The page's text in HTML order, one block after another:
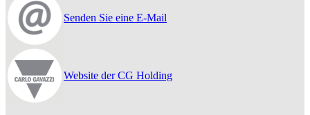
Senden Sie eine E-Mail
Website der CG Holding